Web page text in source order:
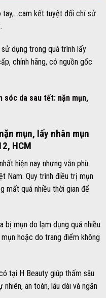
tay,…cam kết tuyệt đối chỉ sử
dụng trong quá trình lấy
chính hãng, có nguồn gốc
sóc da sau tết: nặn mụn,
mụn, lấy nhân mụn
HCM
hiện nay nhưng vẫn phù
Nam. Quy trình điều trị mụn
mất quá nhiều thời gian để
bị mụn do lạm dụng quá nhiều
hoặc do trang điểm không
tại H Beauty giúp thấm sâu
an toàn, lâu dài và ngăn